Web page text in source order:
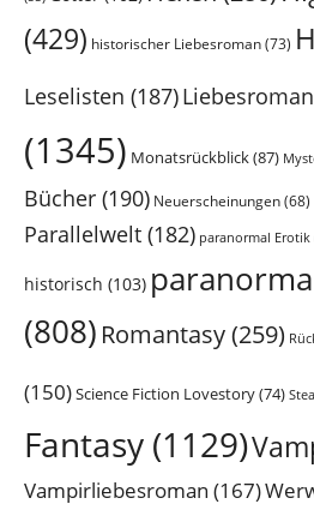
(429) historischer Liebesroman(73)
Leselisten (187)Liebesroman
(1345) Monatsrückblick(87)
Bücher (190) Neuerscheinungen(68)
Parallelwelt (182) paranormal Erotik
historisch (103)
(808) Romantasy(259)
(150)Science Fiction Lovestory(74)
Fantasy (1129)
Vampirliebesroman (167)